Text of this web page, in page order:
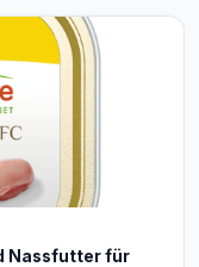
Nassfutter für